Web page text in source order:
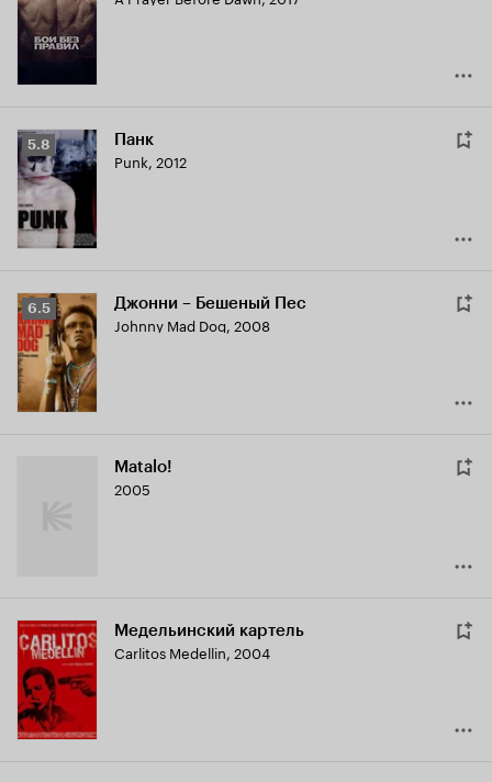
6.5
Рейтинг
Кинопоиска
5.8
5.8 Панк
Punk, 2012
Рейтинг
Кинопоиска
6.5
6.5 Джонни – Бешеный Пес
Johnny Mad Dog, 2008
Matalo!
2005
Медельинский картель
Carlitos Medellin, 2004